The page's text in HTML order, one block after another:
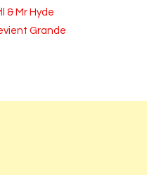
& Mr Hyde
Grande